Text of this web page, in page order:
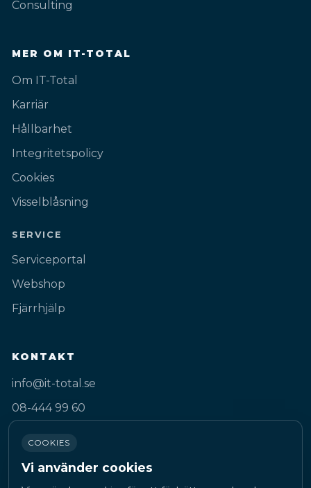
Consulting
MER OM IT-TOTAL
Om IT-Total
Karriär
Hållbarhet
Integritetspolicy
Cookies
Visselblåsning
SERVICE
Serviceportal
Webshop
Fjärrhjälp
KONTAKT
info@it-total.se
08-444 99 60
169 74 Solna
COOKIES
Vi använder cookies